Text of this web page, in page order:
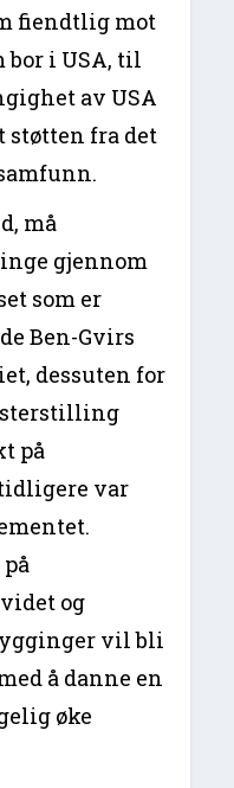
fiendtlig mot
bor i USA, til
av USA
støtten fra det
må
gjennom
som er
Ben-Gvirs
dessuten for
på
var
og
vil bli
å danne en
øke